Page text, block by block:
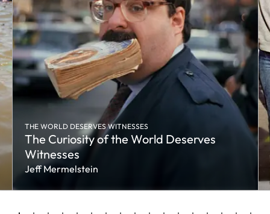
THE WORLD DESERVES WITNESSES
The Curiosity of the World Deserves
Witnesses
Jeff Mermelstein